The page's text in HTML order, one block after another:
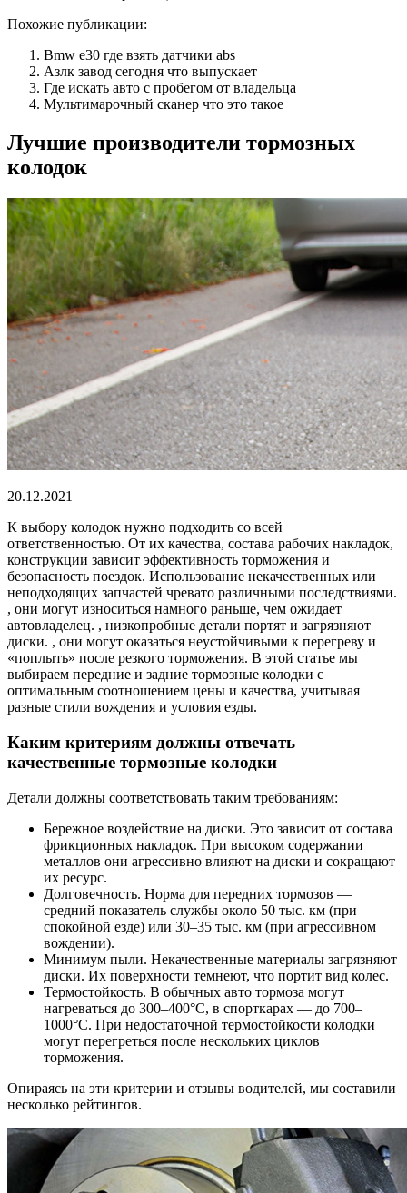
Похожие публикации:
Bmw e30 где взять датчики abs
Азлк завод сегодня что выпускает
Где искать авто с пробегом от владельца
Мультимарочный сканер что это такое
Лучшие производители тормозных
колодок
20.12.2021
К выбору колодок нужно подходить со всей
ответственностью. От их качества, состава рабочих накладок,
конструкции зависит эффективность торможения и
безопасность поездок. Использование некачественных или
неподходящих запчастей чревато различными последствиями.
, они могут износиться намного раньше, чем ожидает
автовладелец. , низкопробные детали портят и загрязняют
диски. , они могут оказаться неустойчивыми к перегреву и
«поплыть» после резкого торможения. В этой статье мы
выбираем передние и задние тормозные колодки с
оптимальным соотношением цены и качества, учитывая
разные стили вождения и условия езды.
Каким критериям должны отвечать
качественные тормозные колодки
Детали должны соответствовать таким требованиям:
Бережное воздействие на диски. Это зависит от состава
фрикционных накладок. При высоком содержании
металлов они агрессивно влияют на диски и сокращают
их ресурс.
Долговечность. Норма для передних тормозов —
средний показатель службы около 50 тыс. км (при
спокойной езде) или 30–35 тыс. км (при агрессивном
вождении).
Минимум пыли. Некачественные материалы загрязняют
диски. Их поверхности темнеют, что портит вид колес.
Термостойкость. В обычных авто тормоза могут
нагреваться до 300–400°C, в спорткарах — до 700–
1000°C. При недостаточной термостойкости колодки
могут перегреться после нескольких циклов
торможения.
Опираясь на эти критерии и отзывы водителей, мы составили
несколько рейтингов.